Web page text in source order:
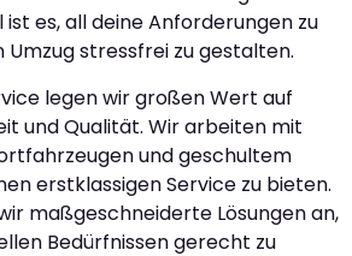
ist es, all deine Anforderungen zu
Umzug stressfrei zu gestalten.
legen wir großen Wert auf
und Qualität. Wir arbeiten mit
und geschultem
erstklassigen Service zu bieten.
maßgeschneiderte Lösungen an,
Bedürfnissen gerecht zu